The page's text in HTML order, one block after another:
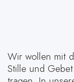
Wir wollen mit
Stille und